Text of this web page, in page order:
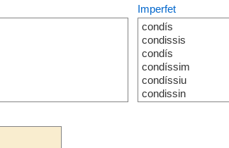
Imperfet
condís
condissis
condís
condíssim
condíssiu
condissin